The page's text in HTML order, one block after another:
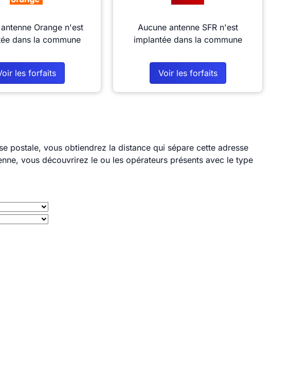
Orange n'est
dans la commune
les forfaits
Aucune antenne SFR n'est
implantée dans la commune
Voir les forfaits
postale, vous obtiendrez la distance qui sépare cette adresse
vous découvrirez le ou les opérateurs présents avec le type